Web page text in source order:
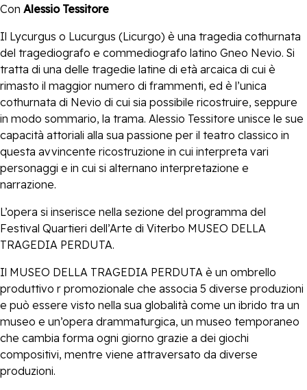
Con Alessio Tessitore
Il Lycurgus o Lucurgus (Licurgo) è una tragedia cothurnata
del tragediografo e commediografo latino Gneo Nevio. Si
tratta di una delle tragedie latine di età arcaica di cui è
rimasto il maggior numero di frammenti, ed è l’unica
cothurnata di Nevio di cui sia possibile ricostruire, seppure
in modo sommario, la trama. Alessio Tessitore unisce le sue
capacità attoriali alla sua passione per il teatro classico in
questa avvincente ricostruzione in cui interpreta vari
personaggi e in cui si alternano interpretazione e
narrazione.
L’opera si inserisce nella sezione del programma del
Festival Quartieri dell’Arte di Viterbo MUSEO DELLA
TRAGEDIA PERDUTA.
Il MUSEO DELLA TRAGEDIA PERDUTA è un ombrello
produttivo r promozionale che associa 5 diverse produzioni
e può essere visto nella sua globalità come un ibrido tra un
museo e un’opera drammaturgica, un museo temporaneo
che cambia forma ogni giorno grazie a dei giochi
compositivi, mentre viene attraversato da diverse
produzioni.